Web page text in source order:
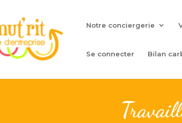
Notre conciergerie
Se connecter Bilan